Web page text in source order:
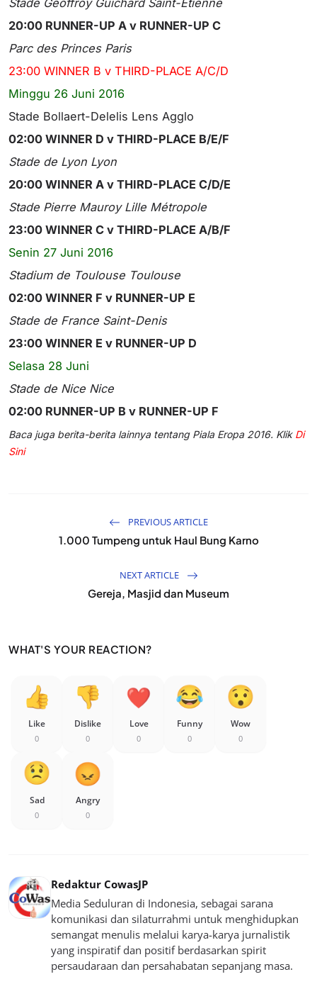
20:00 RUNNER-UP A v RUNNER-UP C
Parc des Princes Paris
23:00 WINNER B v THIRD-PLACE A/C/D
Minggu 26 Juni 2016
Stade Bollaert-Delelis Lens Agglo
02:00 WINNER D v THIRD-PLACE B/E/F
Stade de Lyon Lyon
20:00 WINNER A v THIRD-PLACE C/D/E
Stade Pierre Mauroy Lille Métropole
23:00 WINNER C v THIRD-PLACE A/B/F
Senin 27 Juni 2016
Stadium de Toulouse Toulouse
02:00 WINNER F v RUNNER-UP E
Stade de France Saint-Denis
23:00 WINNER E v RUNNER-UP D
Selasa 28 Juni
Stade de Nice Nice
02:00 RUNNER-UP B v RUNNER-UP F
Baca juga berita-berita lainnya tentang Piala Eropa 2016. Klik Di
Sini
PREVIOUS ARTICLE
1.000 Tumpeng untuk Haul Bung Karno
NEXT ARTICLE
Gereja, Masjid dan Museum
WHAT'S YOUR REACTION?
Like
0
Dislike
0
Love
0
Funny
0
Wow
0
Sad
0
Angry
0
Redaktur CowasJP
Media Seduluran di Indonesia, sebagai sarana
komunikasi dan silaturrahmi untuk menghidupkan
semangat menulis melalui karya-karya jurnalistik
yang inspiratif dan positif berdasarkan spirit
persaudaraan dan persahabatan sepanjang masa.